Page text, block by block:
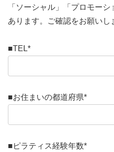
「ソーシャル」「プロモー
あります。ご確認をお願いし
■TEL*
■お住まいの都道府県*
■ピラティス経験年数*